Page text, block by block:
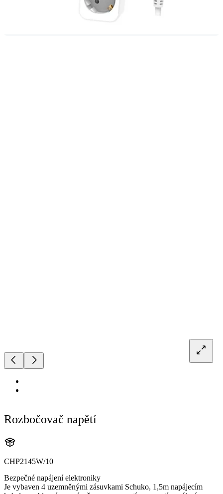
Rozbočovač napětí
CHP2145W/10
Bezpečné napájení elektroniky
Je vybaven 4 uzemněnými zásuvkami Schuko, 1,5m napájecím